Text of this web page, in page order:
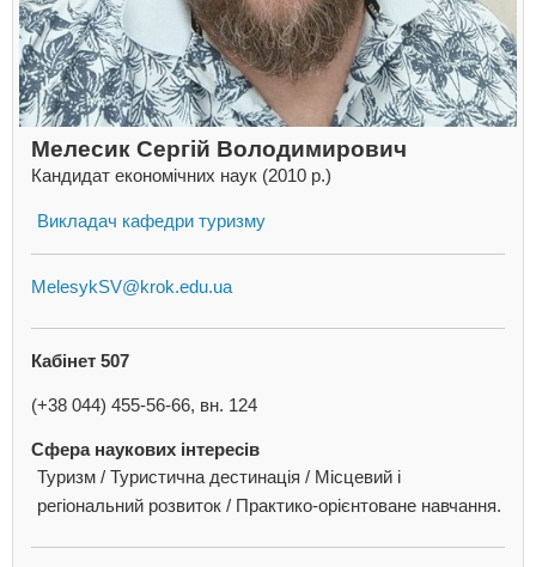
Мелесик Сергій Володимирович
Кандидат економічних наук (2010 р.)
Викладач кафедри туризму
MelesykSV@krok.edu.ua
Кабінет 507
(+38 044) 455-56-66, вн. 124
Сфера наукових інтересів
Туризм / Туристична дестинація / Місцевий і
регіональний розвиток / Практико-орієнтоване навчання.